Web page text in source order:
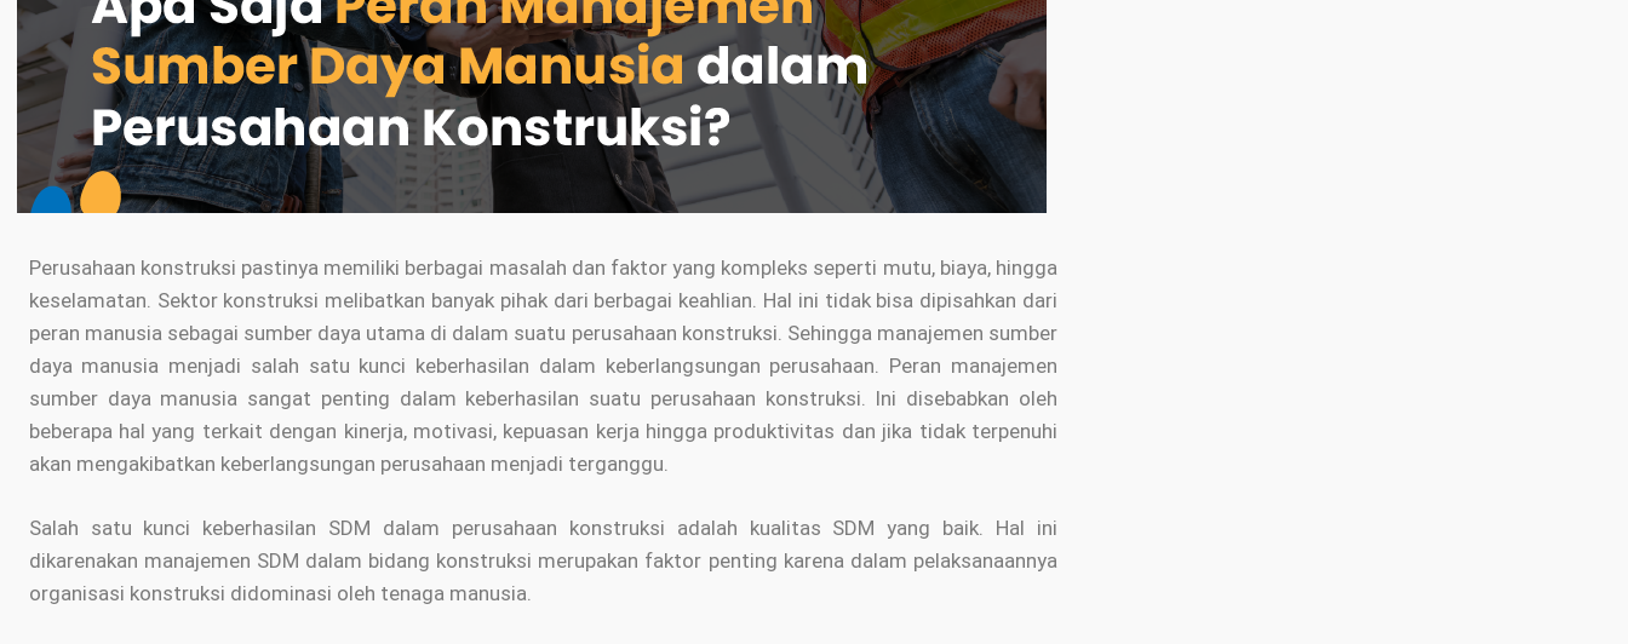
Perusahaan konstruksi pastinya memiliki berbagai masalah dan faktor yang kompleks seperti mutu, biaya, hingga
keselamatan. Sektor konstruksi melibatkan banyak pihak dari berbagai keahlian. Hal ini tidak bisa dipisahkan dari
peran manusia sebagai sumber daya utama di dalam suatu perusahaan konstruksi. Sehingga manajemen sumber
daya manusia menjadi salah satu kunci keberhasilan dalam keberlangsungan perusahaan. Peran manajemen
sumber daya manusia sangat penting dalam keberhasilan suatu perusahaan konstruksi. Ini disebabkan oleh
beberapa hal yang terkait dengan kinerja, motivasi, kepuasan kerja hingga produktivitas dan jika tidak terpenuhi
akan mengakibatkan keberlangsungan perusahaan menjadi terganggu.
Salah satu kunci keberhasilan SDM dalam perusahaan konstruksi adalah kualitas SDM yang baik. Hal ini
dikarenakan manajemen SDM dalam bidang konstruksi merupakan faktor penting karena dalam pelaksanaannya
organisasi konstruksi didominasi oleh tenaga manusia.